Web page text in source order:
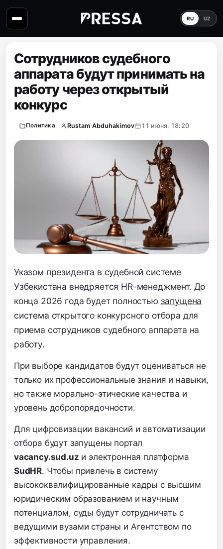
RU UZ
Сотрудников судебного
аппарата будут принимать на
работу через открытый
конкурс
Политика Rustam Abduhakimov 11 июня, 18:20
Указом президента в судебной системе
Узбекистана внедряется HR-менеджмент. До
конца 2026 года будет полностью запущена
система открытого конкурсного отбора для
приема сотрудников судебного аппарата на
работу.
При выборе кандидатов будут оцениваться не
только их профессиональные знания и навыки,
но также морально-этические качества и
уровень добропорядочности.
Для цифровизации вакансий и автоматизации
отбора будут запущены портал
vacancy.sud.uz и электронная платформа
SudHR. Чтобы привлечь в систему
высококвалифицированные кадры с высшим
юридическим образованием и научным
потенциалом, суды будут сотрудничать с
ведущими вузами страны и Агентством по
эффективности управления.